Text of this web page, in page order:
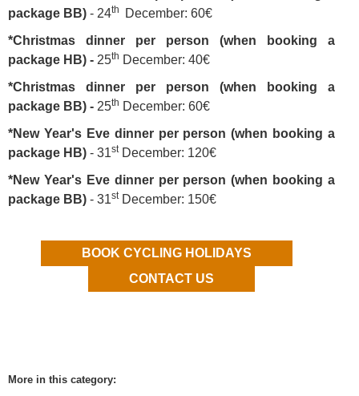
package BB) - 24th
December: 60€
*Christmas dinner per person (when booking a
package HB) - 25th December: 40€
*Christmas dinner per person (when booking a
package BB) - 25th December: 60€
*New Year's Eve dinner per person (when booking a
package HB) - 31stDecember: 120€
*New Year's Eve dinner per person (when booking a
package BB) - 31stDecember: 150€
BOOK CYCLING HOLIDAYS
CONTACT US
More in this category: